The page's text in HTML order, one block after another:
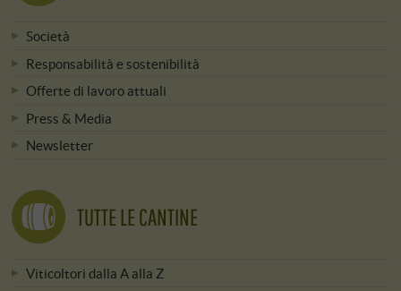
Società
Responsabilità e sostenibilità
Offerte di lavoro attuali
Press & Media
Newsletter
TUTTE LE CANTINE
Viticoltori dalla A alla Z